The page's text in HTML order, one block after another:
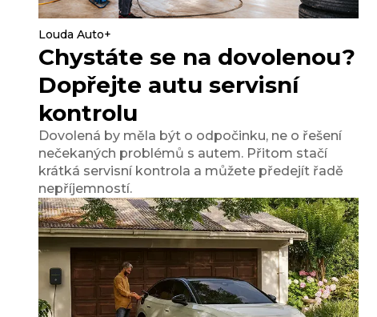
Louda Auto+
Chystáte se na dovolenou?
Dopřejte autu servisní
kontrolu
Dovolená by měla být o odpočinku, ne o řešení
nečekaných problémů s autem. Přitom stačí
krátká servisní kontrola a můžete předejít řadě
nepříjemností.